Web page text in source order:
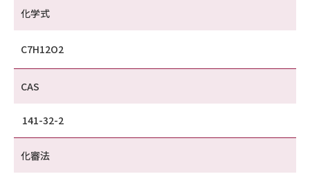
化学式
C7H12O2
CAS
141-32-2
化審法